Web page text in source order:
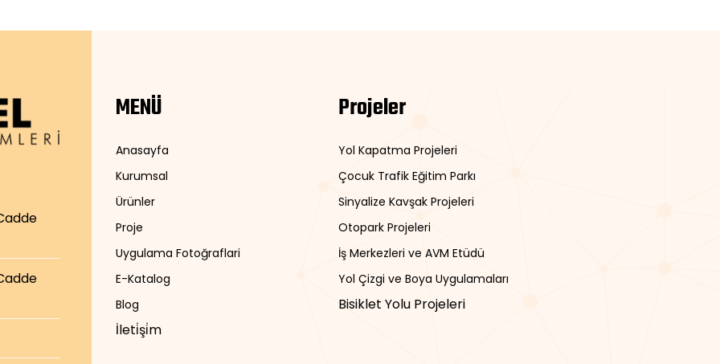
MENÜ
Anasayfa
Kurumsal
Ürünler
Proje
Uygulama Fotoğraflari
E-Katalog
Blog
İleti̇şi̇m
Projeler
Yol Kapatma Projeleri
Çocuk Trafik Eğitim Parkı
Sinyalize Kavşak Projeleri
Otopark Projeleri
İş Merkezleri ve AVM Etüdü
Yol Çizgi ve Boya Uygulamaları
Bisiklet Yolu Projeleri